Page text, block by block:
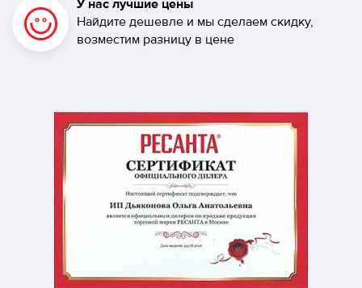
У нас лучшие цены
Найдите дешевле и мы сделаем скидку,
возместим разницу в цене